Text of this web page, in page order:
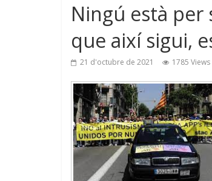
Ningú està per
que així sigui,
21 d'octubre de 2021 1785 Views